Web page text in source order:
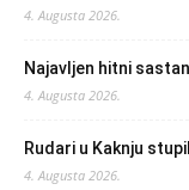
4. Augusta 2026.
Najavljen hitni
4. Augusta 2026.
Rudari u Kaknju
4. Augusta 2026.